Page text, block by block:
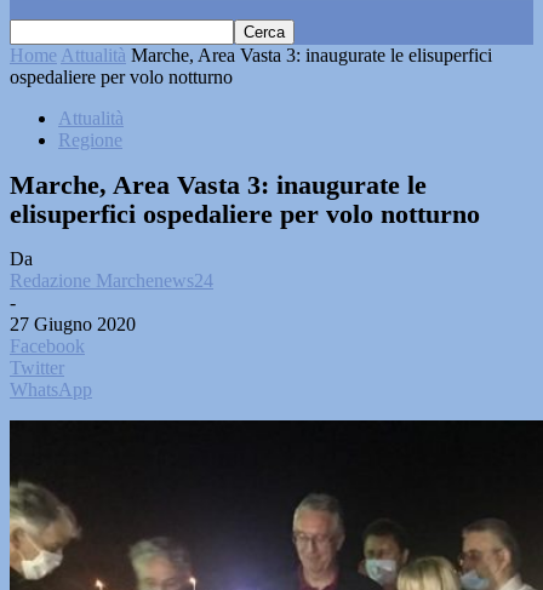
Home Attualità Marche, Area Vasta 3: inaugurate le elisuperfici
ospedaliere per volo notturno
Attualità
Regione
Marche, Area Vasta 3: inaugurate le
elisuperfici ospedaliere per volo notturno
Da
Redazione Marchenews24
-
27 Giugno 2020
Facebook
Twitter
WhatsApp